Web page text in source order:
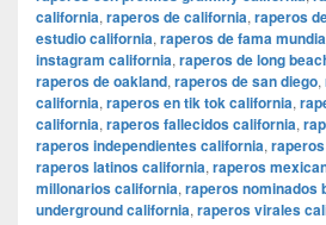
california, raperos de california, raperos
estudio california, raperos de fama
instagram california, raperos de long
raperos de oakland, raperos de san diego,
california, raperos en tik tok california,
california, raperos fallecidos california,
raperos independientes california,
raperos latinos california, raperos
millonarios california, raperos nominados
underground california, raperos virales